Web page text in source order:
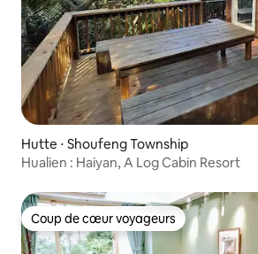
Hutte ⋅ Shoufeng Township
Hualien : Haiyan, A Log Cabin Resort
Coup de cœur voyageurs
Coup de cœur voyageurs